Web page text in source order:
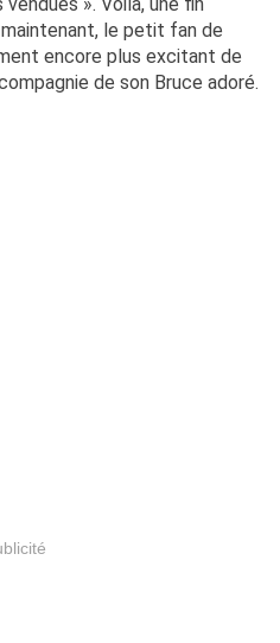
le petit fan de
encore plus excitant de
de son Bruce adoré.